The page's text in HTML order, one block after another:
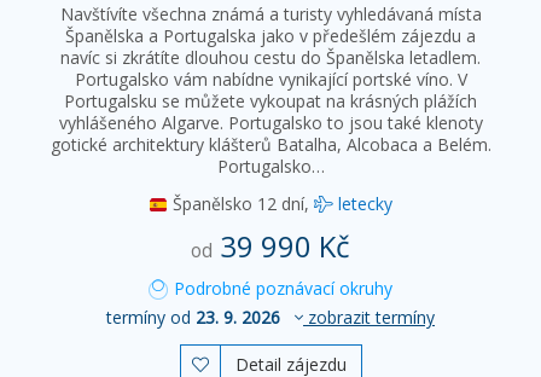
Navštívíte všechna známá a turisty vyhledávaná místa
Španělska a Portugalska jako v předešlém zájezdu a
navíc si zkrátíte dlouhou cestu do Španělska letadlem.
Portugalsko vám nabídne vynikající portské víno. V
Portugalsku se můžete vykoupat na krásných plážích
vyhlášeného Algarve. Portugalsko to jsou také klenoty
gotické architektury klášterů Batalha, Alcobaca a Belém.
Portugalsko…
Španělsko 12 dní, letecky
od 39 990 Kč
Podrobné poznávací okruhy
termíny od 23. 9. 2026 zobrazit termíny
 Detail zájezdu